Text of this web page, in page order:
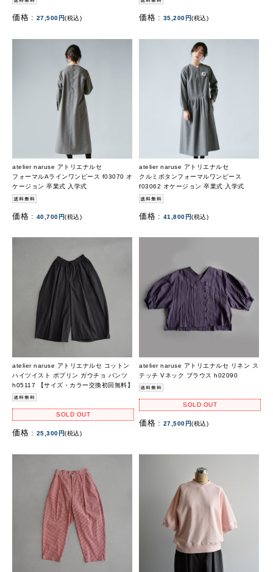
価格 : 27,500円(税込) 価格 : 35,200円(税込)
atelier naruse アトリエナルセ
フォーマルAラインワンピース f03070 オ
ケージョン 卒業式 入学式
価格 : 40,700円(税込)
atelier naruse アトリエナルセ
クルミボタンフォーマルワンピース
f03062 オケージョン 卒業式 入学式
価格 : 41,800円(税込)
atelier naruse アトリエナルセ コットン
ハイツイスト ポプリン ガウチョ パンツ
h05117 【サイズ・カラー交換初回無料】
SOLD OUT
価格 : 25,300円(税込)
atelier naruse アトリエナルセ リネン ス
テッチ Vネック ブラウス h02090
SOLD OUT
価格 : 27,500円(税込)